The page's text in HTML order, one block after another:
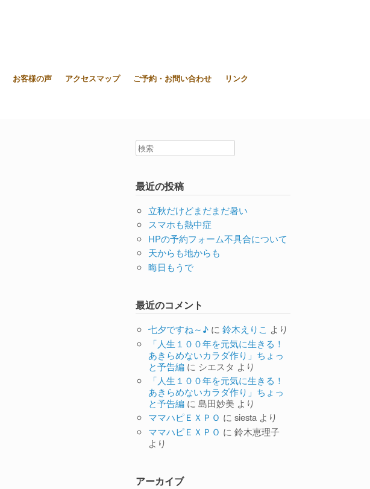
お客様の声 アクセスマップ ご予約・お問い合わせ リンク
最近の投稿
立秋だけどまだまだ暑い
スマホも熱中症
HPの予約フォーム不具合について
天からも地からも
晦日もうで
最近のコメント
七夕ですね～♪ に鈴木えりこ より
「人生１００年を元気に生きる！
あきらめないカラダ作り」ちょっ
と予告編 に シエスタ より
「人生１００年を元気に生きる！
あきらめないカラダ作り」ちょっ
と予告編 に島田妙美 より
ママハピＥＸＰＯ にsiesta より
ママハピＥＸＰＯ に鈴木恵理子
より
アーカイブ